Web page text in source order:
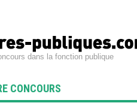
dans la fonction publique
CONCOURS